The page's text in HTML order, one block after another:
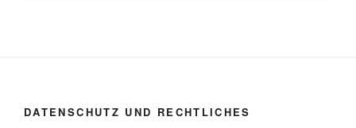
DATENSCHUTZ UND RECHTLICHES